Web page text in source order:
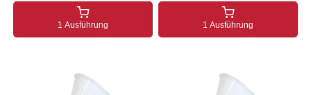
1 Ausführung 1 Ausführung